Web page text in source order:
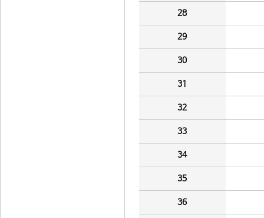
28
29
30
31
32
33
34
35
36